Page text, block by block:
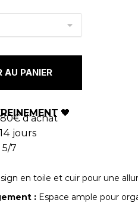
AU PANIER
🖤
80€ d'achat
jours
5/7
en toile et cuir pour une
: Espace ample pour